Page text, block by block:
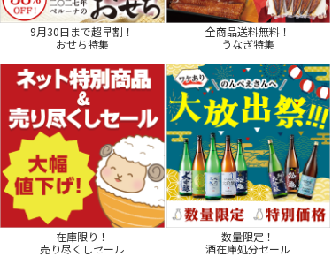
9月30日まで超早割！
おせち特集
全商品送料無料！
うなぎ特集
在庫限り！
売り尽くしセール
数量限定！
酒在庫処分セール